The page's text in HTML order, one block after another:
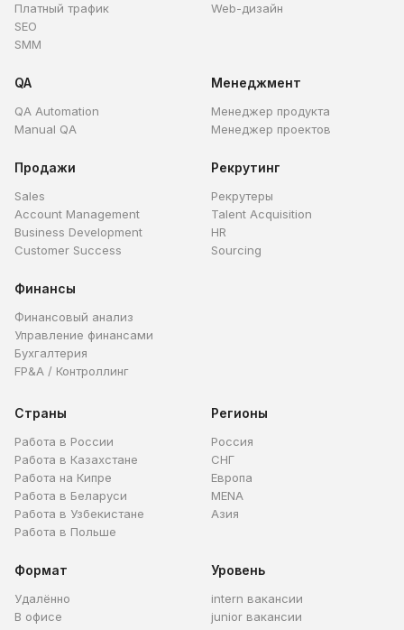
Платный трафик
SEO
SMM
Web-дизайн
QA
QA Automation
Manual QA
Менеджмент
Менеджер продукта
Менеджер проектов
Продажи
Sales
Account Management
Business Development
Customer Success
Рекрутинг
Рекрутеры
Talent Acquisition
HR
Sourcing
Финансы
Финансовый анализ
Управление финансами
Бухгалтерия
FP&A / Контроллинг
Страны
Работа в России
Работа в Казахстане
Работа на Кипре
Работа в Беларуси
Работа в Узбекистане
Работа в Польше
Регионы
Россия
СНГ
Европа
MENA
Азия
Формат
Удалённо
В офисе
Уровень
intern вакансии
junior вакансии